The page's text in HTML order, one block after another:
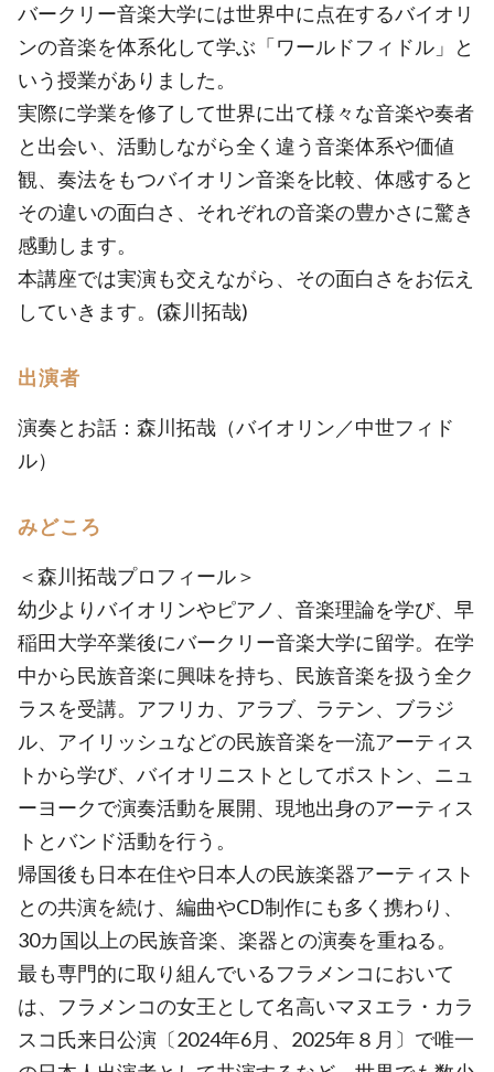
バークリー音楽大学には世界中に点在するバイオリ
ンの音楽を体系化して学ぶ「ワールドフィドル」と
いう授業がありました。
実際に学業を修了して世界に出て様々な音楽や奏者
と出会い、活動しながら全く違う音楽体系や価値
観、奏法をもつバイオリン音楽を比較、体感すると
その違いの面白さ、それぞれの音楽の豊かさに驚き
感動します。
本講座では実演も交えながら、その面白さをお伝え
していきます。(森川拓哉)
出演者
演奏とお話：森川拓哉（バイオリン／中世フィド
ル）
みどころ
＜森川拓哉プロフィール＞
幼少よりバイオリンやピアノ、音楽理論を学び、早
稲田大学卒業後にバークリー音楽大学に留学。在学
中から民族音楽に興味を持ち、民族音楽を扱う全ク
ラスを受講。アフリカ、アラブ、ラテン、ブラジ
ル、アイリッシュなどの民族音楽を一流アーティス
トから学び、バイオリニストとしてボストン、ニュ
ーヨークで演奏活動を展開、現地出身のアーティス
トとバンド活動を行う。
帰国後も日本在住や日本人の民族楽器アーティスト
との共演を続け、編曲やCD制作にも多く携わり、
30カ国以上の民族音楽、楽器との演奏を重ねる。
最も専門的に取り組んでいるフラメンコにおいて
は、フラメンコの女王として名高いマヌエラ・カラ
スコ氏来日公演〔2024年6月、2025年８月〕で唯一